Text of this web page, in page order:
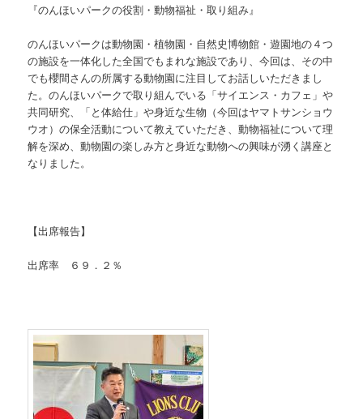
『のんほいパークの役割・動物福祉・取り組み』
のんほいパークは動物園・植物園・自然史博物館・遊園地の４つ
の施設を一体化した全国でもまれな施設であり、今回は、その中
でも櫻間さんの所属する動物園に注目してお話しいただきまし
た。のんほいパークで取り組んでいる「サイエンス・カフェ」や
共同研究、「と体給仕」や身近な生物（今回はヤマトサンショウ
ウオ）の保全活動について教えていただき、動物福祉について理
解を深め、動物園の楽しみ方と身近な動物への興味が湧く講座と
なりました。
【出席報告】
出席率 ６９．２％